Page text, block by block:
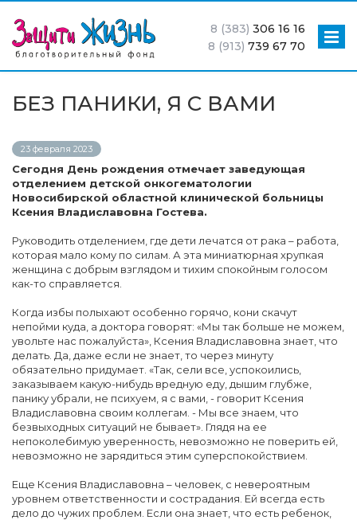
8 (383) 306 16 16
8 (913) 739 67 70
БЕЗ ПАНИКИ, Я С ВАМИ
23 февраля 2023
Сегодня День рождения отмечает заведующая
отделением детской онкогематологии
Новосибирской областной клинической больницы
Ксения Владиславовна Гостева.
Руководить отделением, где дети лечатся от рака – работа,
которая мало кому по силам. А эта миниатюрная хрупкая
женщина с добрым взглядом и тихим спокойным голосом
как-то справляется.
Когда избы полыхают особенно горячо, кони скачут
непойми куда, а доктора говорят: «Мы так больше не можем,
увольте нас пожалуйста», Ксения Владиславовна знает, что
делать. Да, даже если не знает, то через минуту
обязательно придумает. «Так, сели все, успокоились,
заказываем какую-нибудь вредную еду, дышим глубже,
панику убрали, не психуем, я с вами, - говорит Ксения
Владиславовна своим коллегам. - Мы все знаем, что
безвыходных ситуаций не бывает». Глядя на ее
непоколебимую уверенность, невозможно не поверить ей,
невозможно не зарядиться этим суперспокойствием.
Еще Ксения Владиславовна – человек, с невероятным
уровнем ответственности и сострадания. Ей всегда есть
дело до чужих проблем. Если она знает, что есть ребенок,